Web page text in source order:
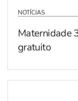
NOTÍCIAS
Maternidade
gratuito